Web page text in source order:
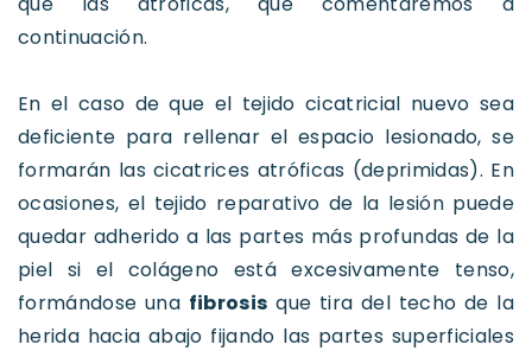
continuación.
En el caso de que el tejido cicatricial nuevo sea
deficiente para rellenar el espacio lesionado, se
formarán las cicatrices atróficas (deprimidas). En
ocasiones, el tejido reparativo de la lesión puede
quedar adherido a las partes más profundas de la
piel si el colágeno está excesivamente tenso,
formándose una fibrosis que tira del techo de la
herida hacia abajo fijando las partes superficiales